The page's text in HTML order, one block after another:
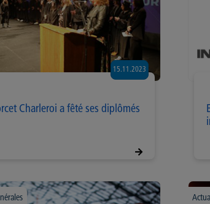
Charleroi a fêté ses diplômés
15.11.2023